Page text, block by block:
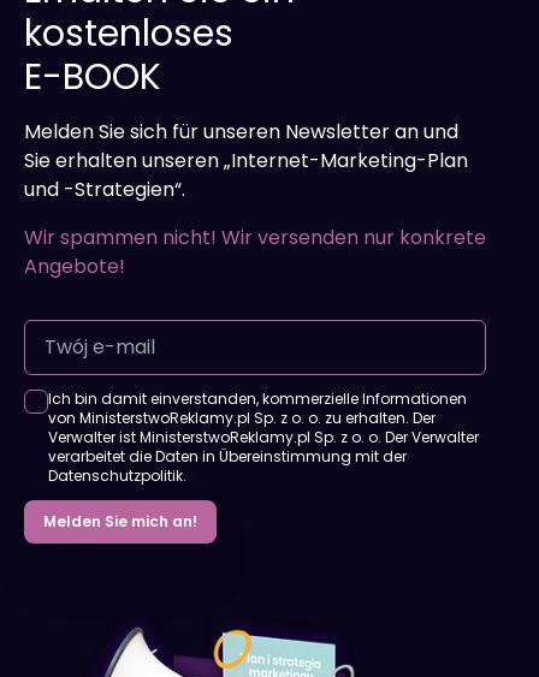
Reaktion des Publikums auf das Angebot.
kostenloses
E-BOOK
Melden Sie sich für unseren Newsletter an und
Sie erhalten unseren „Internet-Marketing-Plan
und -Strategien“.
Wir spammen nicht! Wir versenden nur konkrete
Angebote!
Ich bin damit einverstanden, kommerzielle Informationen
von MinisterstwoReklamy.pl Sp. z o. o. zu erhalten. Der
Verwalter ist MinisterstwoReklamy.pl Sp. z o. o. Der Verwalter
verarbeitet die Daten in Übereinstimmung mit der
Datenschutzpolitik.
Melden Sie mich an!